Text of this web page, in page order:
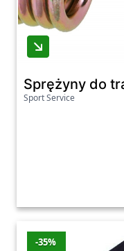
Sprężyny do
Sport Service
-35%